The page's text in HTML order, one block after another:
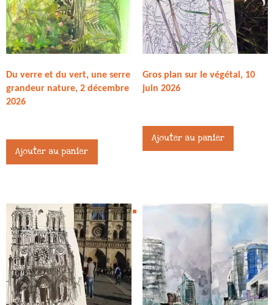
Du verre et du vert, une serre
grandeur nature, 2 décembre
2026
Ajouter au panier
Gros plan sur le végétal, 10
juin 2026
Ajouter au panier